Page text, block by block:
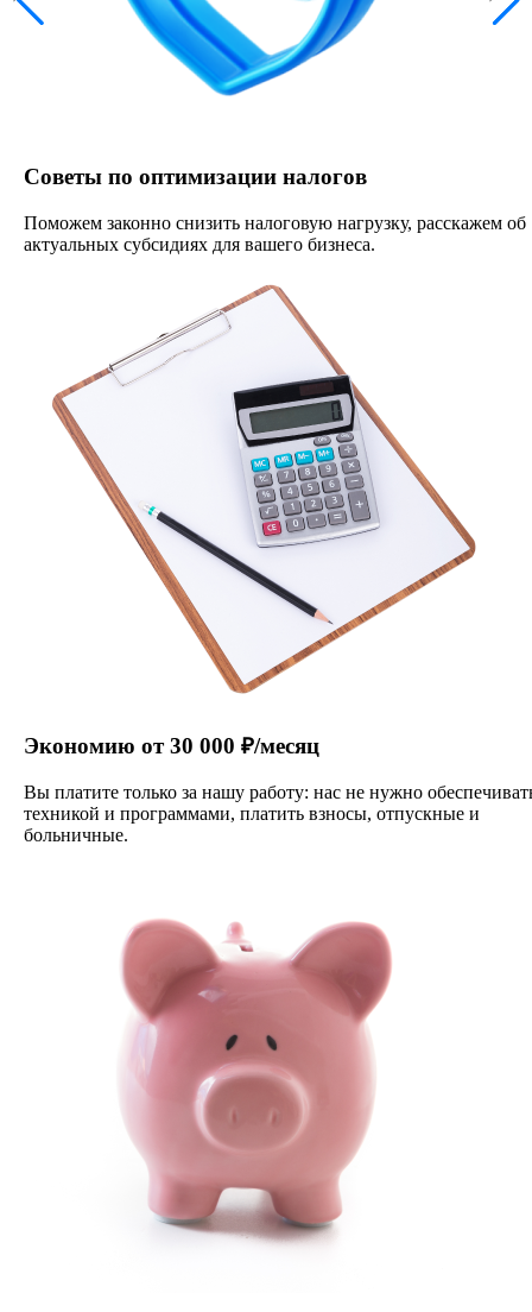
Советы по оптимизации налогов
Поможем законно снизить налоговую нагрузку, расскажем об
актуальных субсидиях для вашего бизнеса.
Экономию от 30 000 ₽/месяц
Вы платите только за нашу работу: нас не нужно
техникой и программами, платить взносы, отпускные и
больничные.